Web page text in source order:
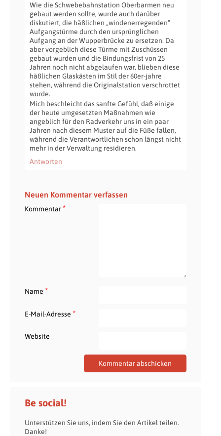
Wie die Schwebebahnstation Oberbarmen neu
gebaut werden sollte, wurde auch darüber
diskutiert, die häßlichen „windenerregenden“
Aufgangstürme durch den ursprünglichen
Aufgang an der Wupperbrücke zu ersetzen. Da
aber vorgeblich diese Türme mit Zuschüssen
gebaut wurden und die Bindungsfrist von 25
Jahren noch nicht abgelaufen war, blieben diese
häßlichen Glaskästen im Stil der 60er-jahre
stehen, während die Originalstation verschrottet
wurde.
Mich beschleicht das sanfte Gefühl, daß einige
der heute umgesetzten Maßnahmen wie
angeblich für den Radverkehr uns in ein paar
Jahren nach diesem Muster auf die Füße fallen,
während die Verantwortlichen schon längst nicht
mehr in der Verwaltung residieren.
Antworten
Neuen Kommentar verfassen
Kommentar*
Name *
E-Mail-Adresse *
Website
Be social!
Unterstützen Sie uns, indem Sie den Artikel teilen.
Danke!